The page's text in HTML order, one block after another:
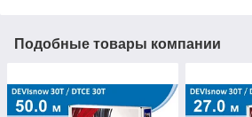
Подобные товары компании